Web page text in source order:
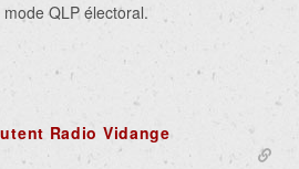
QLP électoral.
Radio Vidange